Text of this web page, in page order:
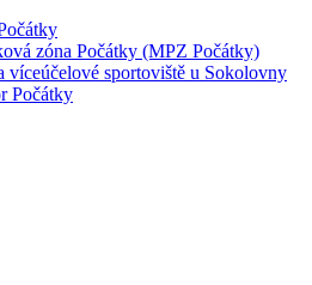
zóna Počátky (MPZ Počátky)
víceúčelové sportoviště u Sokolovny
Počátky